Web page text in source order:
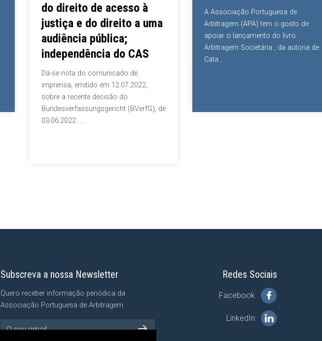
do direito de acesso à
justiça e do direito a uma
audiência pública;
independência do CAS
Dá-se nota do comunicado de
imprensa, emitido em 12.07.2022,
sobre a recente decisão do
Bundesverfassungsgericht (BVerfG), de
03.06.2022. ...
A Associação Portuguesa de
Arbitragem (APA) tem o gosto de
apoiar o lançamento do livro
Arbitragem Societária , da autoria de
Cata...
Redes Sociais
Facebook
LinkedIn
Subscreva a nossa Newsletter
Quero receber informação periódica da
Associação Portuguesa de Arbitragem.